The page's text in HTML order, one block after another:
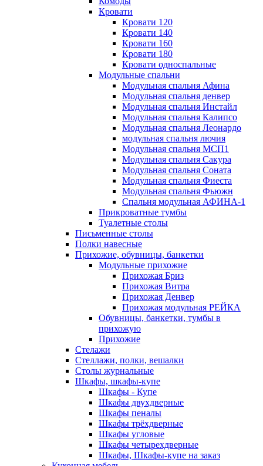
Кровати
Кровати 120
Кровати 140
Кровати 160
Кровати 180
Кровати односпальные
Модульные спальни
Модульная спальня Афина
Модульная спальня денвер
Модульная спальня Инстайл
Модульная спальня Калипсо
Модульная спальня Леонардо
модульная спальня лючия
Модульная спальня МСП1
Модульная спальня Сакура
Модульная спальня Соната
Модульная спальня Фиеста
Модульная спальня Фьюжн
Спальня модульная АФИНА-1
Прикроватные тумбы
Туалетные столы
Письменные столы
Полки навесные
Прихожие, обувницы, банкетки
Модульные прихожие
Прихожая Бриз
Прихожая Витра
Прихожая Денвер
Прихожая модульная РЕЙКА
Обувницы, банкетки, тумбы в
прихожую
Прихожие
Стелажи
Стеллажи, полки, вешалки
Столы журнальные
Шкафы, шкафы-купе
Шкафы - Купе
Шкафы двухдверные
Шкафы пеналы
Шкафы трёхдверные
Шкафы угловые
Шкафы четырехдверные
Шкафы, Шкафы-купе на заказ